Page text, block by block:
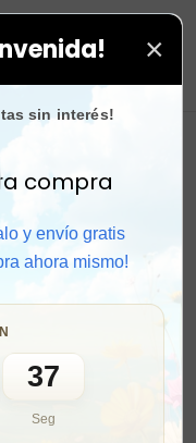
×
sin interés!
compra
y envío gratis
ahora mismo!
35
Seg
💙 +50.000